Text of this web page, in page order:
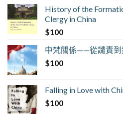
History of the
Clergy in China
$100
中梵關係——從譴責到
$100
Falling in Love with
$100